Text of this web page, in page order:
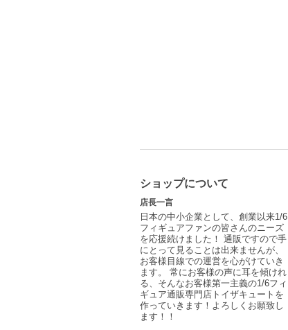
ショップについて
店長一言
日本の中小企業として、創業以来1/6
フィギュアファンの皆さんのニーズ
を応援続けました！ 通販ですので手
にとって見ることは出来ませんが、
お客様目線での運営を心がけていき
ます。 常にお客様の声に耳を傾けれ
る、そんなお客様第一主義の1/6フィ
ギュア通販専門店トイザキュートを
作っていきます！よろしくお願致し
ます！！